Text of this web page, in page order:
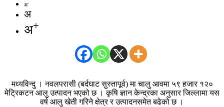
अ-
अ
अ+
मध्यविन्दु । नवलपरासी (बर्दघाट सुस्तापूर्व) मा चालु आवमा ५९ हजार १२०
मेट्रिकटन आलु उत्पादन भएको छ । कृषि ज्ञान केन्द्रका अनुसार जिल्लामा यस
वर्ष आलु खेती गरिने क्षेत्र र उत्पादनसमेत बढेको छ ।